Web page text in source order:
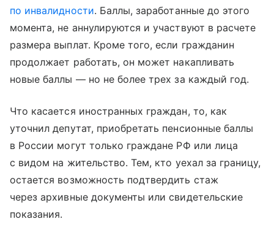
по инвалидности. Баллы, заработанные до этого
момента, не аннулируются и участвуют в расчете
размера выплат. Кроме того, если гражданин
продолжает работать, он может накапливать
новые баллы — но не более трех за каждый год.
Что касается иностранных граждан, то, как
уточнил депутат, приобретать пенсионные баллы
в России могут только граждане РФ или лица
с видом на жительство. Тем, кто уехал за границу,
остается возможность подтвердить стаж
через архивные документы или свидетельские
показания.